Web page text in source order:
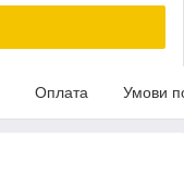
Оплата Умови